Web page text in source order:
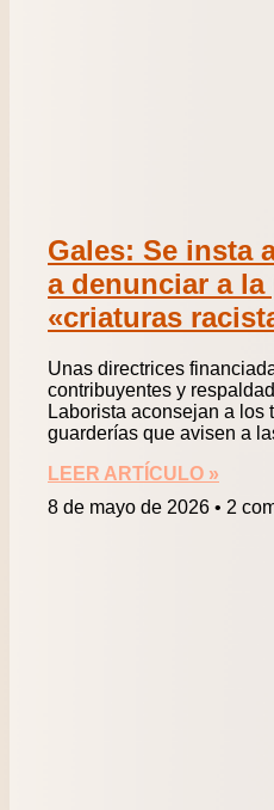
Gales: Se insta
a denunciar a
«criaturas
Unas directrices
contribuyentes y
Laborista aconsejan a los
guarderías que avisen a
LEER ARTÍCULO »
8 de mayo de 2026
2